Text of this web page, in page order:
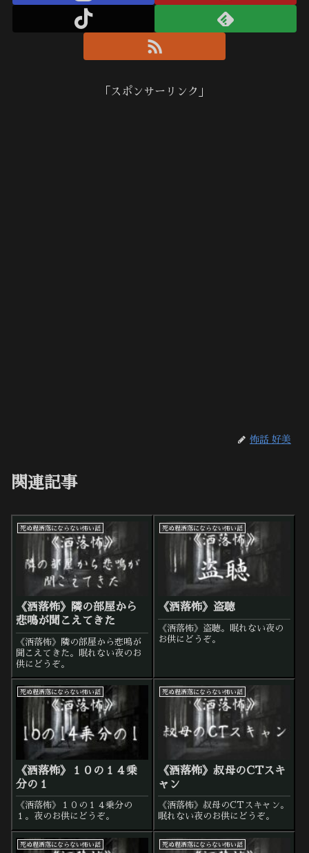
「スポンサーリンク」
怖話 好美
関連記事
死ぬ程洒落にならない怖い話
《洒落怖》隣の部屋から
悲鳴が聞こえてきた
《洒落怖》隣の部屋から悲鳴が
聞こえてきた。眠れない夜のお
供にどうぞ。
死ぬ程洒落にならない怖い話
《洒落怖》盗聴
《洒落怖》盗聴。眠れない夜の
お供にどうぞ。
死ぬ程洒落にならない怖い話
《洒落怖》１０の１４乗
分の１
《洒落怖》１０の１４乗分の
１。夜のお供にどうぞ。
死ぬ程洒落にならない怖い話
《洒落怖》叔母のCTスキ
ャン
《洒落怖》叔母のCTスキャン。
眠れない夜のお供にどうぞ。
死ぬ程洒落にならない怖い話 死ぬ程洒落にならない怖い話